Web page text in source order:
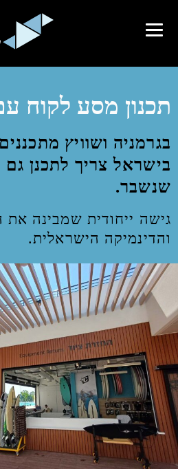
תכנון מסע לקוח
בגרמניה ושוויץ
בישראל צריך לתכנן
שנשבר.
גישה ייחודית שמבינה את
והדינמיקה הישראלית.